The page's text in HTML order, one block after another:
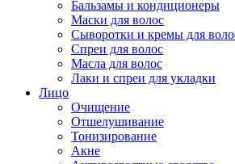
Бальзамы и кондиционеры
Маски для волос
Сыворотки и кремы для
Спреи для волос
Масла для волос
Лаки и спреи для укладки
Лицо
Очищение
Отшелушивание
Тонизирование
Акне